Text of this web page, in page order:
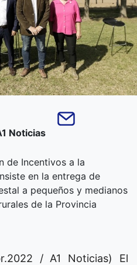
Noticias
de Incentivos a la
en la entrega de
a pequeños y medianos
de la Provincia
/ A1 Noticias) El